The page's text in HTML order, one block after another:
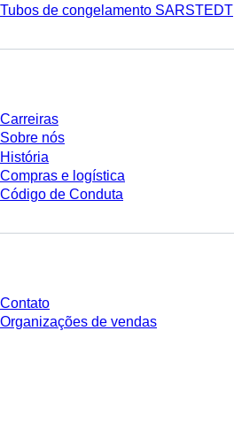
Tubos de congelamento SARSTEDT
Carreiras
Sobre nós
História
Compras e logística
Código de Conduta
Contato
Organizações de vendas